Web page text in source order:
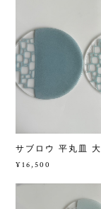
サブロウ 平丸皿 大
¥16,500